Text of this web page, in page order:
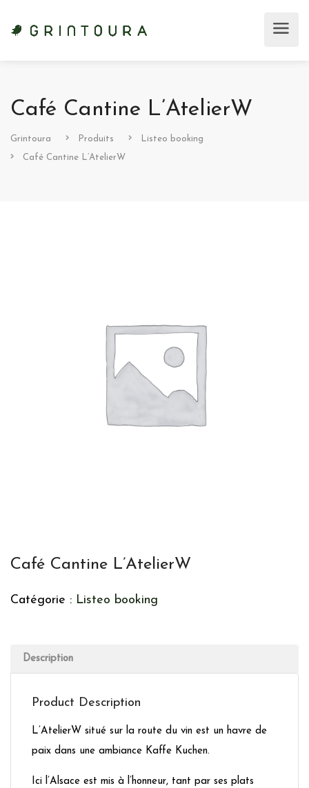
Café Cantine L’AtelierW
Grintoura Produits Listeo booking
Café Cantine L’AtelierW
Café Cantine L’AtelierW
Catégorie : Listeo booking
Description
Product Description
L’AtelierW situé sur la route du vin est un havre de
paix dans une ambiance Kaffe Kuchen.
Ici l’Alsace est mis à l’honneur, tant par ses plats